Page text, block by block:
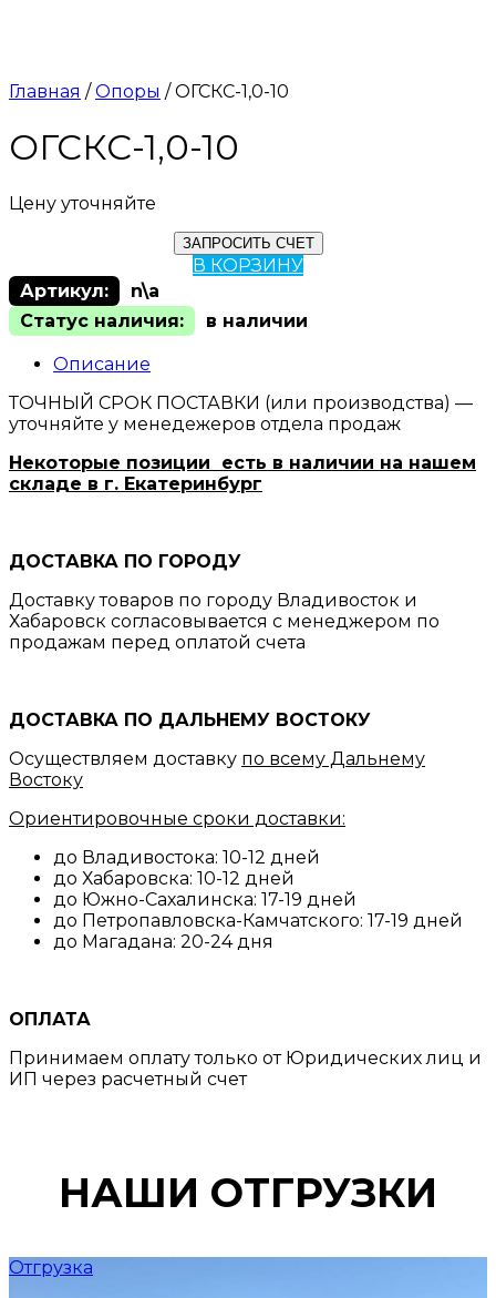
Главная /Опоры / ОГСКС-1,0-10
ОГСКС-1,0-10
Цену уточняйте
ЗАПРОСИТЬ СЧЕТ
В КОРЗИНУ
Артикул:
n\a
Статус наличия:
в наличии
Описание
ТОЧНЫЙ СРОК ПОСТАВКИ (или производства) —
уточняйте у менедежеров отдела продаж
Некоторые позиции есть в наличии на нашем
складе в г. Екатеринбург
ДОСТАВКА ПО ГОРОДУ
Доставку товаров по городу Владивосток и
Хабаровск согласовывается с менеджером по
продажам перед оплатой счета
ДОСТАВКА ПО ДАЛЬНЕМУ ВОСТОКУ
Осуществляем доставку по всему Дальнему
Востоку
Ориентировочные сроки доставки:
до Владивостока: 10-12 дней
до Хабаровска: 10-12 дней
до Южно-Сахалинска: 17-19 дней
до Петропавловска-Камчатского: 17-19 дней
до Магадана: 20-24 дня
ОПЛАТА
Принимаем оплату только от Юридических лиц и
ИП через расчетный счет
НАШИ ОТГРУЗКИ
Отгрузка